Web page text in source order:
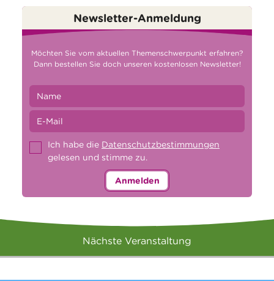
Newsletter-Anmeldung
Möchten Sie vom aktuellen Themenschwerpunkt erfahren?
Dann bestellen Sie doch unseren kostenlosen Newsletter!
Ich habe die Datenschutzbestimmungen
gelesen und stimme zu.
Anmelden
Nächste Veranstaltung